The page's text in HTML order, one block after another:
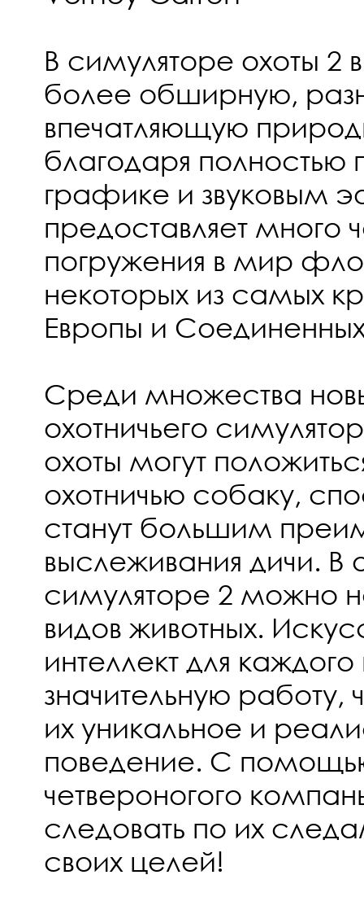
В симуляторе охоты 2
более обширную,
впечатляющую
благодаря
графике и звуковым
предоставляет много
погружения в мир
некоторых из самых
Европы и
Среди множества
охотничьего
охоты могут
охотничью собаку,
станут большим
выслеживания дичи. В
симуляторе 2 можно
видов животных.
интеллект для
значительную работу,
их уникальное и
поведение. С
четвероногого
следовать по их
своих целей!